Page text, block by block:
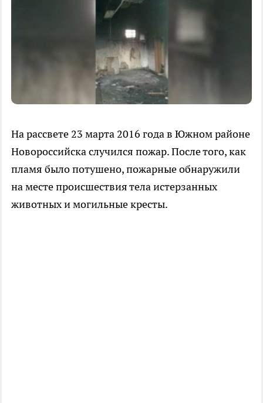
На рассвете 23 марта 2016 года в Южном районе
Новороссийска случился пожар. После того, как
пламя было потушено, пожарные обнаружили
на месте происшествия тела истерзанных
животных и могильные кресты.